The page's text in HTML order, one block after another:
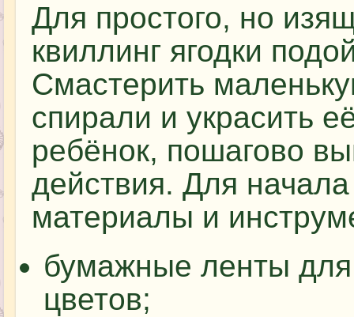
Для простого, но
квиллинг ягодки
Смастерить
спирали и украсить
ребёнок, пошагово
действия. Для начала
материалы и
бумажные ленты
цветов;